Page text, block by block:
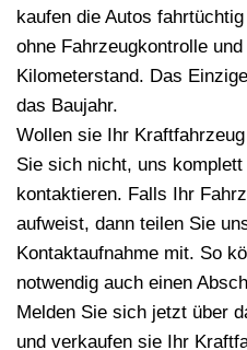
kaufen die Autos
ohne Fahrzeugkontrolle
Kilometerstand. Das
das Baujahr.
Wollen sie Ihr
Sie sich nicht, uns
kontaktieren. Falls Ihr
aufweist, dann teilen Sie
Kontaktaufnahme mit. So
notwendig auch einen
Melden Sie sich jetzt über
und verkaufen sie Ihr